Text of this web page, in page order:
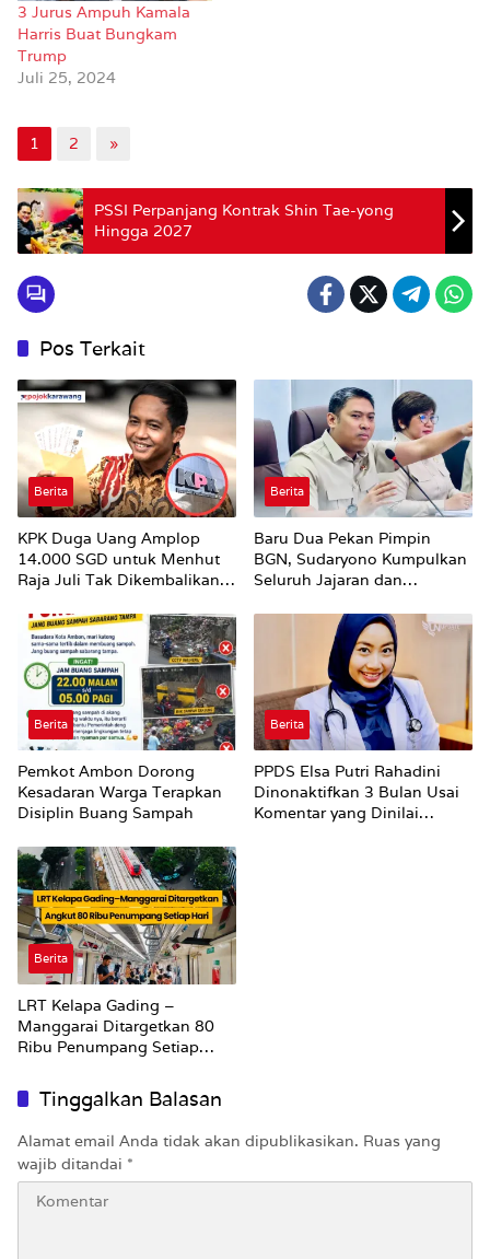
3 Jurus Ampuh Kamala
Harris Buat Bungkam
Trump
Juli 25, 2024
1 2 »
PSSI Perpanjang Kontrak Shin Tae-yong
Hingga 2027
Pos Terkait
Berita
KPK Duga Uang Amplop
14.000 SGD untuk Menhut
Raja Juli Tak Dikembalikan
Berita
Baru Dua Pekan Pimpin
BGN, Sudaryono Kumpulkan
Seluruh Jajaran dan
Pungli dan Pemerasan
Supplier harus Berhenti
Sekarang
Berita
Pemkot Ambon Dorong
Kesadaran Warga Terapkan
Disiplin Buang Sampah
Berita
PPDS Elsa Putri Rahadini
Dinonaktifkan 3 Bulan Usai
Komentar yang Dinilai
Berita
LRT Kelapa Gading –
Manggarai Ditargetkan 80
Ribu Penumpang Setiap
Tinggalkan Balasan
Alamat email Anda tidak akan dipublikasikan. Ruas yang
wajib ditandai *